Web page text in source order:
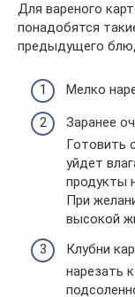
Для вареного
понадобятся
предыдущего
Мелко
Заранее
Готовить
уйдет
продукты
При
высокой
Клубни
нарезать